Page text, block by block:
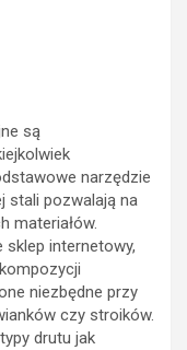
są
narzędzie
stali pozwalają na
materiałów.
internetowy,
niezbędne przy
czy stroików.
drutu jak